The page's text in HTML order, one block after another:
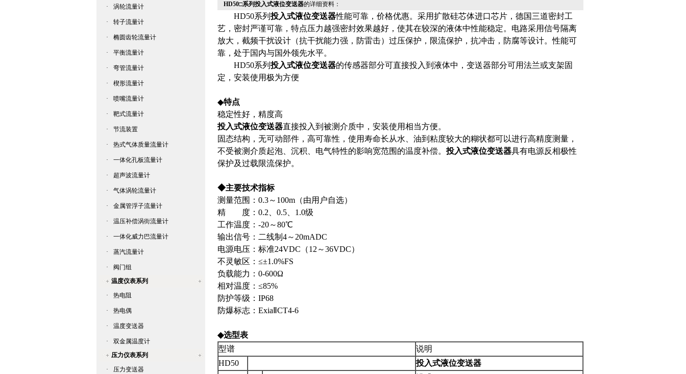
· 涡轮流量计
· 转子流量计
· 椭圆齿轮流量计
· 平衡流量计
· 弯管流量计
· 楔形流量计
· 喷嘴流量计
· 靶式流量计
· 节流装置
· 热式气体质量流量计
· 一体化孔板流量计
· 超声波流量计
· 气体涡轮流量计
· 金属管浮子流量计
· 温压补偿涡街流量计
· 一体化威力巴流量计
· 蒸汽流量计
·
阀门组
温度仪表系列
·
热电阻
· 热电偶
· 温度变送器
·
双金属温度计
压力仪表系列
·
压力变送器
HD50□系列投入式液位变送器的详细资料：
HD50系列投入式液位变送器性能可靠，价格优惠。采用扩散硅芯体进口芯片，德国三道密封工
艺，密封严谨可靠，特点压力越强密封效果越好，使其在较深的液体中性能稳定。电路采用信号隔离
放大，截频干扰设计（抗干扰能力强，防雷击）过压保护，限流保护，抗冲击，防腐等设计。性能可
靠，处于国内与国外领先水平。
HD50系列投入式液位变送器的传感器部分可直接投入到液体中，变送器部分可用法兰或支架固
定，安装使用极为方便
◆特点
稳定性好，精度高
投入式液位变送器直接投入到被测介质中，安装使用相当方便。
固态结构，无可动部件，高可靠性，使用寿命长从水、油到粘度较大的糊状都可以进行高精度测量，
不受被测介质起泡、沉积、电气特性的影响宽范围的温度补偿。投入式液位变送器具有电源反相极性
保护及过载限流保护。
◆主要技术指标
测量范围：0.3～ 100m （由用户自选）
精 度：0.2
0.5 1.0级
工作温度：-20～80℃
输出信号：二线制4～ 20mADC
电源电压：标准24VDC （12 ～36VDC）
不灵敏区：≤±1.0%FS
负载能力：0-600Ω
相对温度：≤85%
防护等级：IP68
防爆标志：Exia CT4-6
◆选型表
型谱
说明
HD50
投入式液位变送器